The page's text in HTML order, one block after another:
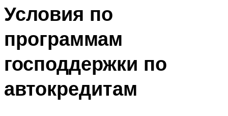
Условия по
программам
господдержки по
автокредитам